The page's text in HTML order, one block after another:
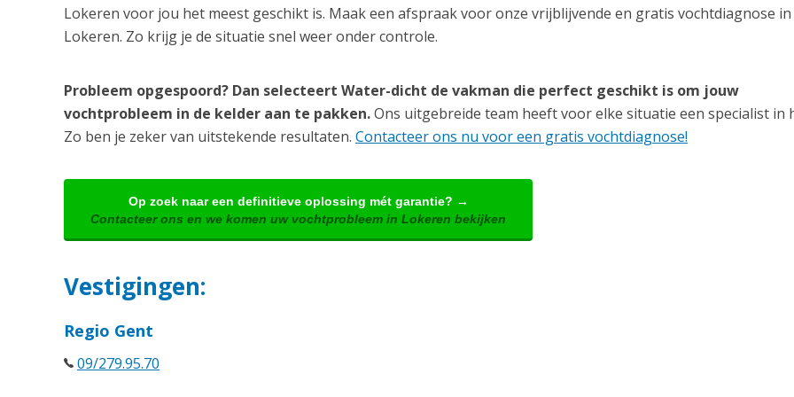
Lokeren voor jou het meest geschikt is. Maak een afspraak voor onze vrijblijvende en gratis vochtdiagnose in
Lokeren. Zo krijg je de situatie snel weer onder controle.
Probleem opgespoord? Dan selecteert Water-dicht de vakman die perfect geschikt is om jouw
vochtprobleem in de kelder aan te pakken.Ons uitgebreide team heeft voor elke situatie een specialist in
Zo ben je zeker van uitstekende resultaten. Contacteer ons nu voor een gratis vochtdiagnose!
Op zoek naar een definitieve oplossing mét garantie? →
Contacteer ons en we komen uw vochtprobleem in Lokeren bekijken
Vestigingen:
Regio Gent
09/279.95.70